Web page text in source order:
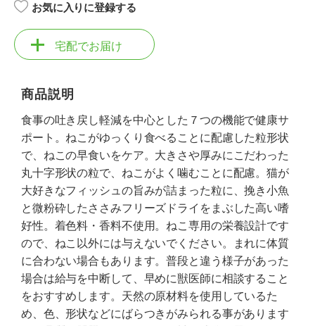
お気に入りに登録する
宅配でお届け
商品説明
食事の吐き戻し軽減を中心とした７つの機能で健康サ
ポート。ねこがゆっくり食べることに配慮した粒形状
で、ねこの早食いをケア。大きさや厚みにこだわった
丸十字形状の粒で、ねこがよく噛むことに配慮。猫が
大好きなフィッシュの旨みが詰まった粒に、挽き小魚
と微粉砕したささみフリーズドライをまぶした高い嗜
好性。着色料・香料不使用。ねこ専用の栄養設計です
ので、ねこ以外には与えないでください。まれに体質
に合わない場合もあります。普段と違う様子があった
場合は給与を中断して、早めに獣医師に相談すること
をおすすめします。天然の原材料を使用しているた
め、色、形状などにばらつきがみられる事があります